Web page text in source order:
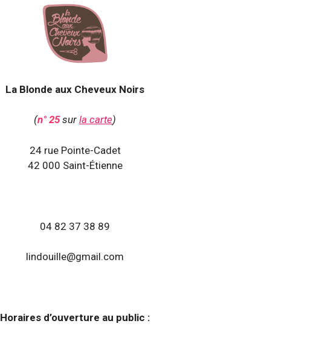
La Blonde aux Cheveux Noirs
(n° 25sur la carte)
24 rue Pointe-Cadet
42 000 Saint-Étienne
04 82 37 38 89
lindouille@gmail.com
Horaires d’ouverture au public :